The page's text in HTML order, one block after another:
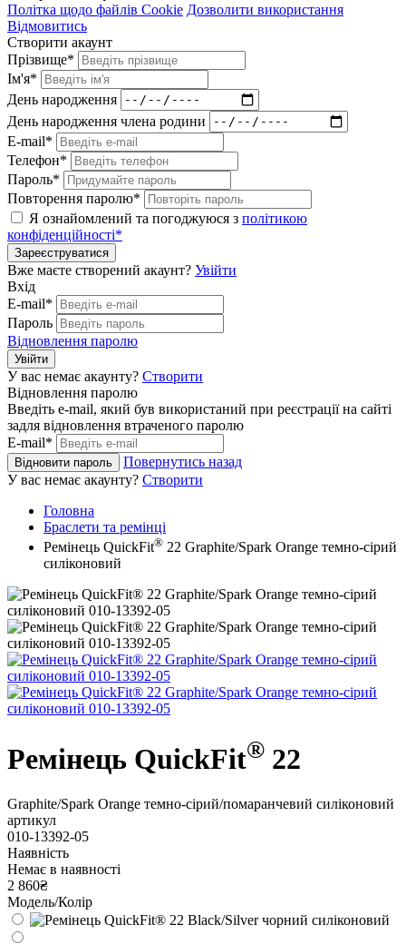
Політка щодо файлів Cookie Дозволити використання
Відмовитись
Створити акаунт
Прізвище*
Ім'я*
День народження
День народження члена родини
E-mail*
Телефон*
Пароль*
Повторення паролю*
Я ознайомлений та погоджуюся з політикою
конфіденційності*
Зареєструватися
Вже маєте створений акаунт? Увійти
Вхід
E-mail*
Пароль
Відновлення паролю
Увійти
У вас немає акаунту? Створити
Відновлення паролю
Введіть e-mail, який був використаний при реєстрації на сайті
задля відновлення втраченого паролю
E-mail*
Відновити пароль
Повернутись назад
У вас немає акаунту? Створити
Головна
Браслети та ремінці
Ремінець QuickFit® 22 Graphite/Spark Orange темно-сірий
силіконовий
Ремінець QuickFit® 22
Graphite/Spark Orange темно-сірий/помаранчевий силіконовий
артикул
010-13392-05
Наявність
Немає в наявності
2 860₴
Модель/Колір